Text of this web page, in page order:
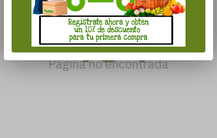
404
Página no encontrada